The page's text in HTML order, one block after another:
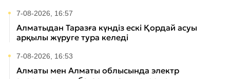
7-08-2026, 16:57
Алматыдан Таразға күндіз ескі Қордай асуы
арқылы жүруге тура келеді
7-08-2026, 16:53
Алматы мен Алматы облысында электр